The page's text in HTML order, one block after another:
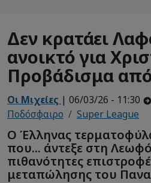
Δεν κρατάει
ανοικτό για
Προβάδισμα
Οι Μιχείες | 06/03/26 - 11:30
Ποδόσφαιρο
Super League
Ο Έλληνας
που... άντεξε στη
πιθανότητες
μεταπώλησης του